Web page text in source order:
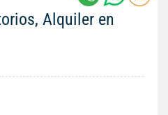
Alquiler en